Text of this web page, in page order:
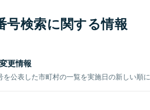
号検索に関する情報
更情報
を公表した市町村の一覧を実施日の新しい順に